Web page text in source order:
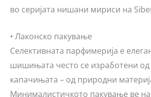
во серијата нишани мириси на
• Лаконско пакување
Селективната парфимерија е
шишињата често се изработени од
капачињата – од природни
Минималистичкото пакување ве